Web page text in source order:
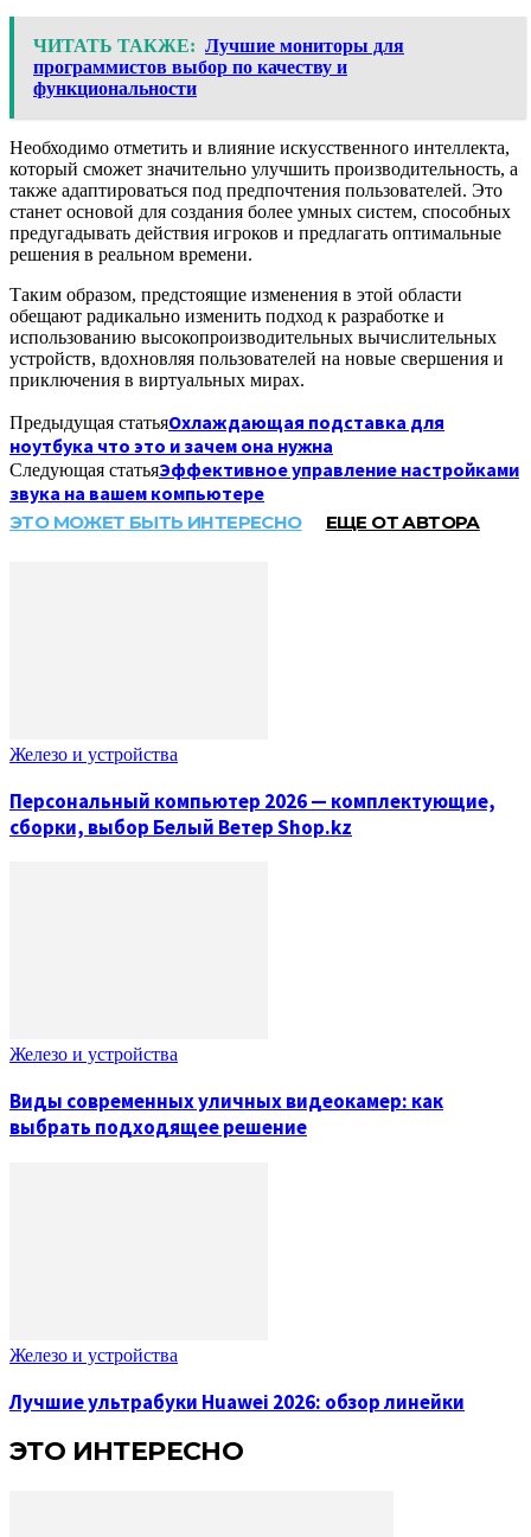
ЧИТАТЬ ТАКЖЕ: Лучшие мониторы для
программистов выбор по качеству и
функциональности
Необходимо отметить и влияние искусственного интеллекта,
который сможет значительно улучшить производительность, а
также адаптироваться под предпочтения пользователей. Это
станет основой для создания более умных систем, способных
предугадывать действия игроков и предлагать оптимальные
решения в реальном времени.
Таким образом, предстоящие изменения в этой области
обещают радикально изменить подход к разработке и
использованию высокопроизводительных вычислительных
устройств, вдохновляя пользователей на новые свершения и
приключения в виртуальных мирах.
Предыдущая статьяОхлаждающая подставка для
ноутбука что это и зачем она нужна
Следующая статьяЭффективное управление настройками
звука на вашем компьютере
ЭТО МОЖЕТ БЫТЬ ИНТЕРЕСНО ЕЩЕ ОТ АВТОРА
Железо и устройства
Персональный компьютер 2026 — комплектующие,
сборки, выбор Белый Ветер Shop.kz
Железо и устройства
Виды современных уличных видеокамер: как
выбрать подходящее решение
Железо и устройства
Лучшие ультрабуки Huawei 2026: обзор линейки
ЭТО ИНТЕРЕСНО